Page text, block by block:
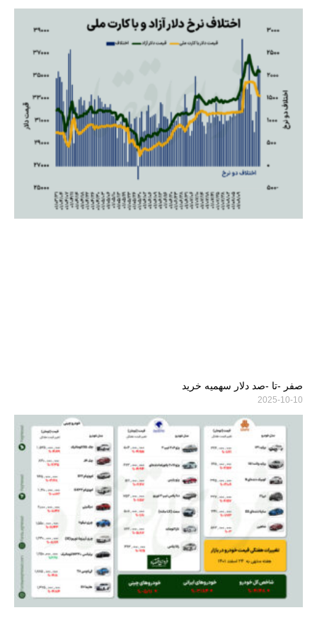
صفر -تا -صد دلار سهمیه خرید
2025-10-10